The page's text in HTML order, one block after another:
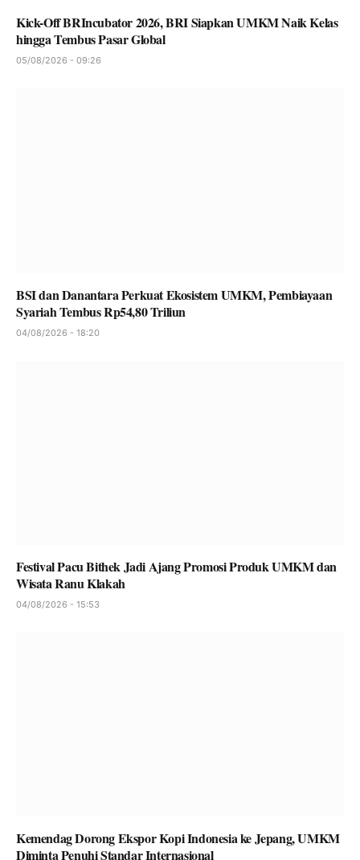
Kick-Off BRIncubator 2026, BRI Siapkan UMKM Naik Kelas
hingga Tembus Pasar Global
05/08/2026 - 09:26
BSI dan Danantara Perkuat Ekosistem UMKM, Pembiayaan
Syariah Tembus Rp54,80 Triliun
04/08/2026 - 18:20
Festival Pacu Bithek Jadi Ajang Promosi Produk UMKM dan
Wisata Ranu Klakah
04/08/2026 - 15:53
Kemendag Dorong Ekspor Kopi Indonesia ke Jepang, UMKM
Diminta Penuhi Standar Internasional